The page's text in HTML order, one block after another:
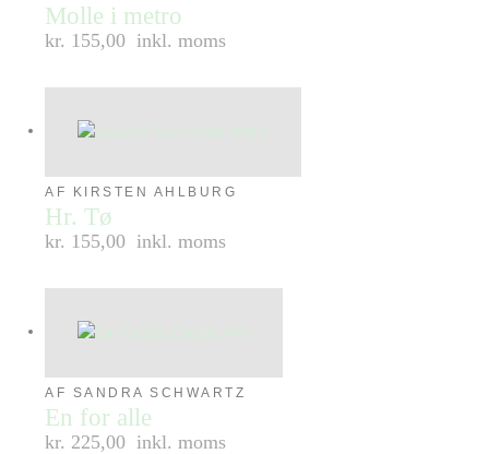
Molle i metro
kr. 155,00 inkl. moms
AF KIRSTEN AHLBURG
Hr. Tø
kr. 155,00 inkl. moms
AF SANDRA SCHWARTZ
En for alle
kr. 225,00 inkl. moms